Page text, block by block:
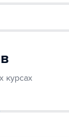
курсах